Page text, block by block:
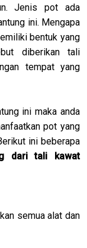
Jenis pot ada
ini. Mengapa
bentuk yang
diberikan tali
tempat yang
ini maka anda
pot yang
ini beberapa
dari tali kawat
semua alat dan